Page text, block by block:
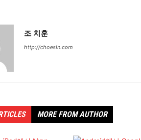
조 치훈
http://choesin.com
MORE FROM AUTHOR